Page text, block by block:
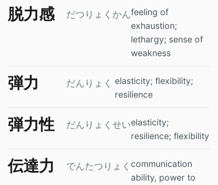
脱力感 だつりょくかんfeeling of
exhaustion;
lethargy; sense of
weakness
弾力 だんりょく
elasticity; flexibility;
resilience
弾力性 だんりょくせいelasticity;
resilience; flexibility
伝達力 でんたつりょく communication
ability, power to